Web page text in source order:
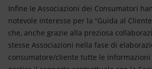
Infine le Associazioni dei Consumatori
notevole interesse per la “Guida al
che, anche grazie alla preziosa
stesse Associazioni nella fase di
consumatore/cliente tutte le